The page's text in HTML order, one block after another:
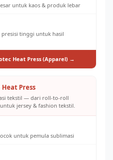
untuk kaos & produk lebar
tinggi untuk hasil
Heat Press (Apparel) →
Press
tekstil — dari roll-to-roll
jersey & fashion tekstil.
untuk pemula sublimasi